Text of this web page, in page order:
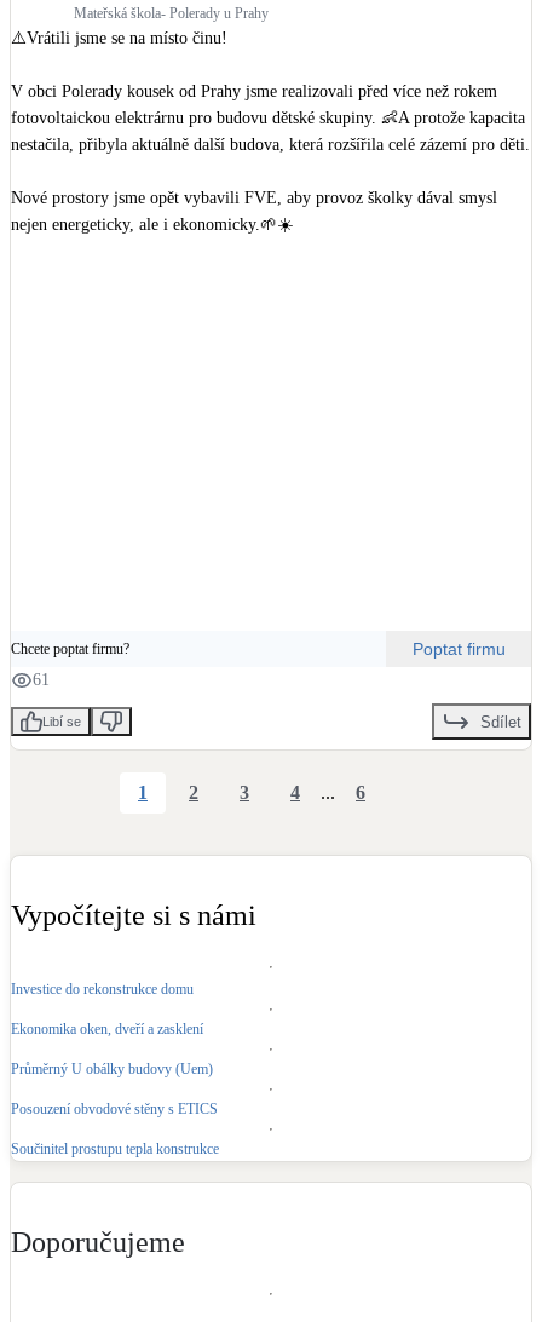
Mateřská škola- Polerady u Prahy
⚠️Vrátili jsme se na místo činu!
V obci Polerady kousek od Prahy jsme realizovali před více než rokem
fotovoltaickou elektrárnu pro budovu dětské skupiny. 👶A protože kapacita
nestačila, přibyla aktuálně další budova, která rozšířila celé zázemí pro děti.
Nové prostory jsme opět vybavili FVE, aby provoz školky dával smysl
nejen energeticky, ale i ekonomicky.🌱☀️
Chcete poptat firmu? Poptat firmu
61
Libí se Sdílet
1 2 3 4 ... 6
Vypočítejte si s námi
Investice do rekonstrukce domu
Ekonomika oken, dveří a zasklení
Průměrný U obálky budovy (Uem)
Posouzení obvodové stěny s ETICS
Součinitel prostupu tepla konstrukce
Doporučujeme